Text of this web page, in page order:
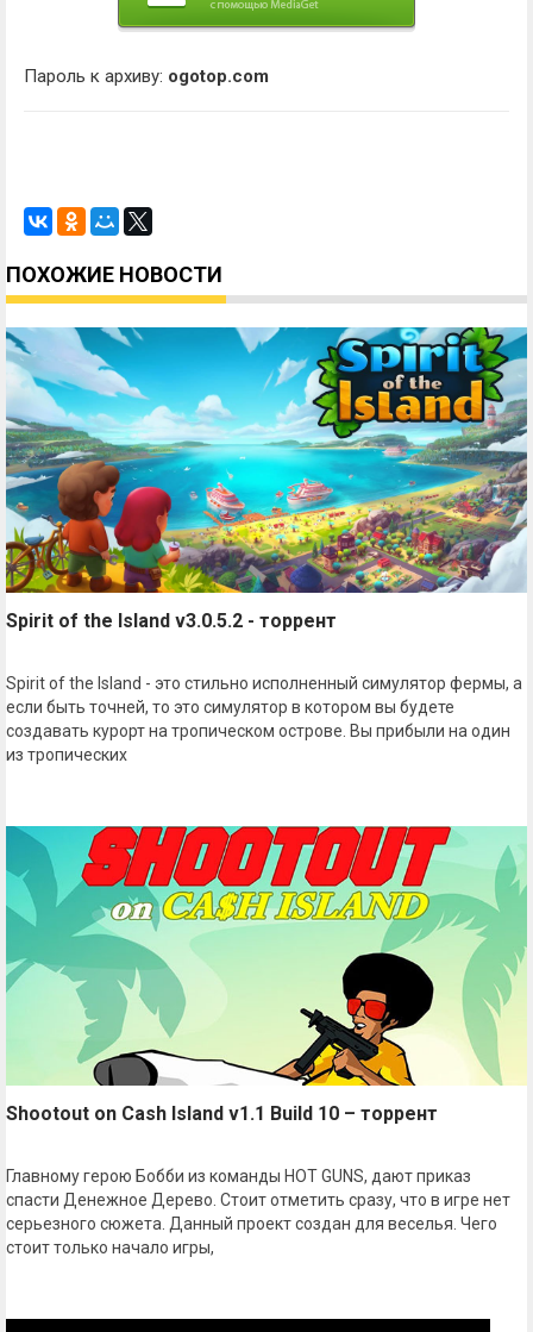
Пароль к архиву: ogotop.com
ПОХОЖИЕ НОВОСТИ
Spirit of the Island v3.0.5.2 - торрент
Spirit of the Island - это стильно исполненный симулятор фермы, а
если быть точней, то это симулятор в котором вы будете
создавать курорт на тропическом острове. Вы прибыли на один
из тропических
Shootout on Cash Island v1.1 Build 10 – торрент
Главному герою Бобби из команды HOT GUNS, дают приказ
спасти Денежное Дерево. Стоит отметить сразу, что в игре нет
серьезного сюжета. Данный проект создан для веселья. Чего
стоит только начало игры,